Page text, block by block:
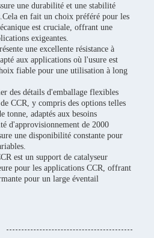
une durabilité et une stabilité
en fait un choix préféré pour les
est cruciale, offrant une
exigeantes.
une excellente résistance à
aux applications où l'usure est
fiable pour une utilisation à long
des détails d'emballage flexibles
CCR, y compris des options telles
tonne, adaptés aux besoins
d'approvisionnement de 2000
une disponibilité constante pour
est un support de catalyseur
pour les applications CCR, offrant
pour un large éventail